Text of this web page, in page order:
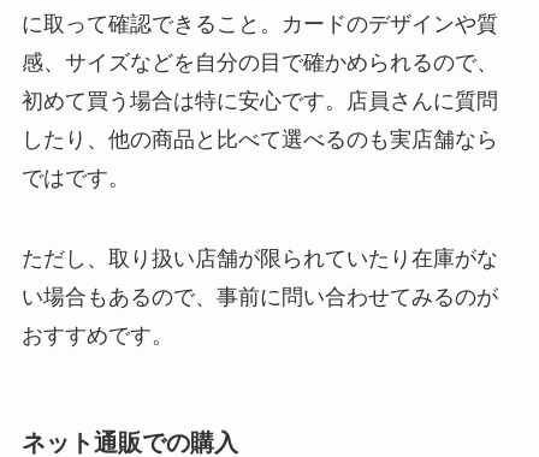
に取って確認できること。カードのデザインや質
感、サイズなどを自分の目で確かめられるので、
初めて買う場合は特に安心です。店員さんに質問
したり、他の商品と比べて選べるのも実店舗なら
ではです。
ただし、取り扱い店舗が限られていたり在庫がな
い場合もあるので、事前に問い合わせてみるのが
おすすめです。
ネット通販での購入